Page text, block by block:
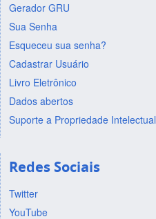
Gerador GRU
Sua Senha
Esqueceu sua senha?
Cadastrar Usuário
Livro Eletrônico
Dados abertos
Suporte a Propriedade Intelectual
Redes Sociais
Twitter
YouTube